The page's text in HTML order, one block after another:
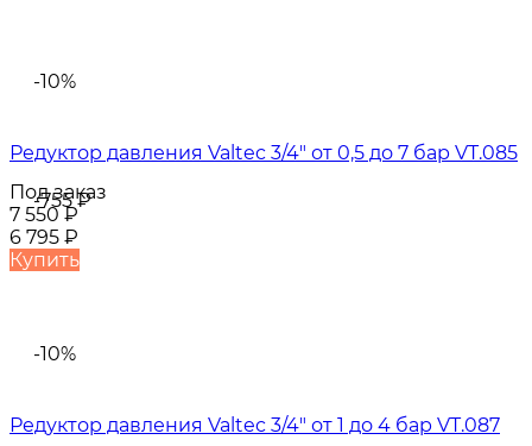
-10%
-755₽
Редуктор давления Valtec 3/4" от 0,5 до 7 бар VT.085
Под заказ
7 550₽
6 795 ₽
Купить
-10%
Редуктор давления Valtec 3/4" от 1 до 4 бар VT.087